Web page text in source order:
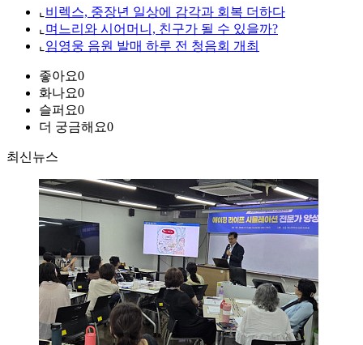
⌞ 비렉스, 중장년 일상에 감각과 회복 더하다
⌞ 며느리와 시어머니, 친구가 될 수 있을까?
⌞ 임영웅 음원 발매 하루 전 청음회 개최
좋아요0
화나요0
슬퍼요0
더 궁금해요0
최신뉴스